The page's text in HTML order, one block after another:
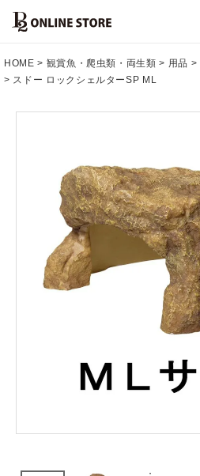
HOME 観賞魚・爬虫類・両生類 用品
スドー ロックシェルターSP ML